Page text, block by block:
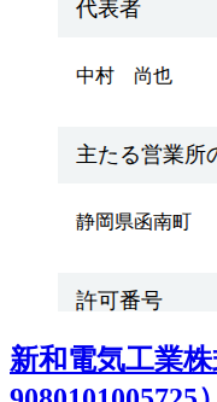
新和電気工業